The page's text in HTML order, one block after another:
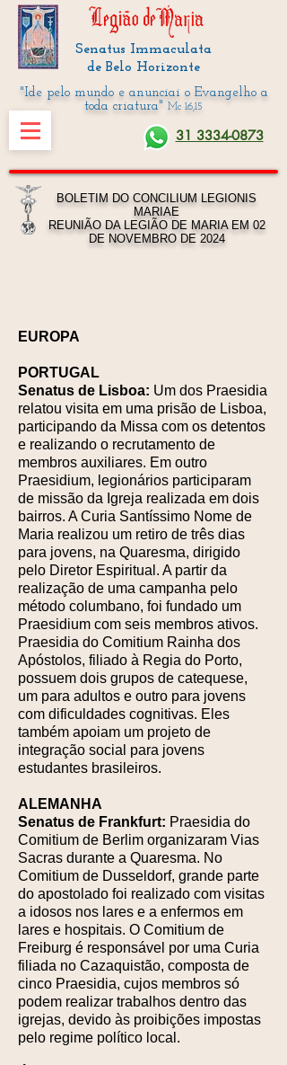
Senatus Immaculata
de Belo Horizonte
"Ide pelo mundo e anunciai o Evangelho a
toda criatura" Mc 16,15
31 3334-0873
BOLETIM DO CONCILIUM LEGIONIS
MARIAE
REUNIÃO DA LEGIÃO DE MARIA EM 02
DE NOVEMBRO DE 2024
EUROPA
PORTUGAL
Senatus de Lisboa: Um dos Praesidia
relatou visita em uma prisão de Lisboa,
participando da Missa com os detentos
e realizando o recrutamento de
membros auxiliares. Em outro
Praesidium, legionários participaram
de missão da Igreja realizada em dois
bairros. A Curia Santíssimo Nome de
Maria realizou um retiro de três dias
para jovens, na Quaresma, dirigido
pelo Diretor Espiritual. A partir da
realização de uma campanha pelo
método columbano, foi fundado um
Praesidium com seis membros ativos.
Praesidia do Comitium Rainha dos
Apóstolos, filiado à Regia do Porto,
possuem dois grupos de catequese,
um para adultos e outro para jovens
com dificuldades cognitivas. Eles
também apoiam um projeto de
integração social para jovens
estudantes brasileiros.
ALEMANHA
Senatus de Frankfurt: Praesidia do
Comitium de Berlim organizaram Vias
Sacras durante a Quaresma. No
Comitium de Dusseldorf, grande parte
do apostolado foi realizado com visitas
a idosos nos lares e a enfermos em
lares e hospitais. O Comitium de
Freiburg é responsável por uma Curia
filiada no Cazaquistão, composta de
cinco Praesidia, cujos membros só
podem realizar trabalhos dentro das
igrejas, devido às proibições impostas
pelo regime político local.